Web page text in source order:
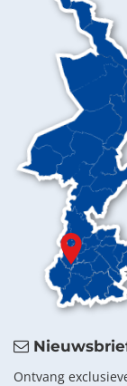
Ontvang